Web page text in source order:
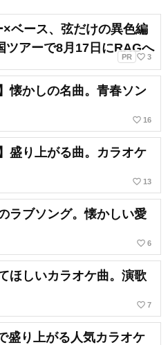
×ベース、弦だけの異色編
ツアーで8月17日にRAGへ
PR favorite_border 3
懐かしの名曲。青春ソン
favorite_border 16
盛り上がる曲。カラオケ
favorite_border 13
ラブソング。懐かしい愛
favorite_border 6
ほしいカラオケ曲。演歌
favorite_border 7
盛り上がる人気カラオケ